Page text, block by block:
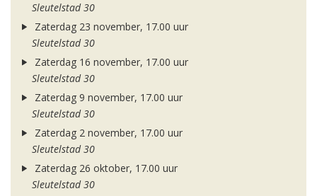
Sleutelstad 30
Zaterdag 23 november, 17.00 uur
Sleutelstad 30
Zaterdag 16 november, 17.00 uur
Sleutelstad 30
Zaterdag 9 november, 17.00 uur
Sleutelstad 30
Zaterdag 2 november, 17.00 uur
Sleutelstad 30
Zaterdag 26 oktober, 17.00 uur
Sleutelstad 30